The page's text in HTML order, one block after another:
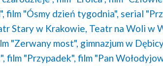
film "Ósmy dzień tygodnia", serial
Stary w Krakowie, Teatr na Woli w
"Zerwany most", gimnazjum w
film "Przypadek", film "Pan